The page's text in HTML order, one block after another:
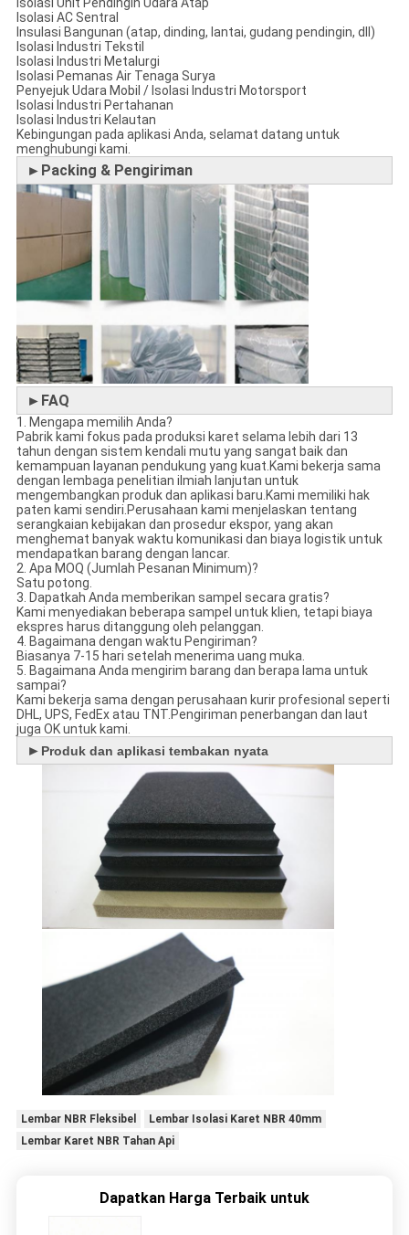
Isolasi Unit Pendingin Udara Atap
Isolasi AC Sentral
Insulasi Bangunan (atap, dinding, lantai, gudang pendingin, dll)
Isolasi Industri Tekstil
Isolasi Industri Metalurgi
Isolasi Pemanas Air Tenaga Surya
Penyejuk Udara Mobil / Isolasi Industri Motorsport
Isolasi Industri Pertahanan
Isolasi Industri Kelautan
Kebingungan pada aplikasi Anda, selamat datang untuk
menghubungi kami.
►Packing & Pengiriman
►FAQ
1. Mengapa memilih Anda?
Pabrik kami fokus pada produksi karet selama lebih dari 13
tahun dengan sistem kendali mutu yang sangat baik dan
kemampuan layanan pendukung yang kuat.Kami bekerja sama
dengan lembaga penelitian ilmiah lanjutan untuk
mengembangkan produk dan aplikasi baru.Kami memiliki hak
paten kami sendiri.Perusahaan kami menjelaskan tentang
serangkaian kebijakan dan prosedur ekspor, yang akan
menghemat banyak waktu komunikasi dan biaya logistik untuk
mendapatkan barang dengan lancar.
2. Apa MOQ (Jumlah Pesanan Minimum)?
Satu potong.
3. Dapatkah Anda memberikan sampel secara gratis?
Kami menyediakan beberapa sampel untuk klien, tetapi biaya
ekspres harus ditanggung oleh pelanggan.
4. Bagaimana dengan waktu Pengiriman?
Biasanya 7-15 hari setelah menerima uang muka.
5. Bagaimana Anda mengirim barang dan berapa lama untuk
sampai?
Kami bekerja sama dengan perusahaan kurir profesional seperti
DHL, UPS, FedEx atau TNT.Pengiriman penerbangan dan laut
juga OK untuk kami.
► Produk dan aplikasi tembakan nyata
Lembar NBR Fleksibel
Lembar Isolasi Karet NBR 40mm
Lembar Karet NBR Tahan Api
Dapatkan Harga Terbaik untuk